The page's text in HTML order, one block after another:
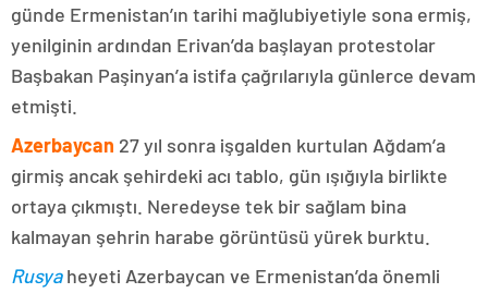
günde Ermenistan’ın tarihi mağlubiyetiyle sona ermiş,
yenilginin ardından Erivan’da başlayan protestolar
Başbakan Paşinyan’a istifa çağrılarıyla günlerce devam
etmişti.
Azerbaycan 27 yıl sonra işgalden kurtulan Ağdam’a
girmiş ancak şehirdeki acı tablo, gün ışığıyla birlikte
ortaya çıkmıştı. Neredeyse tek bir sağlam bina
kalmayan şehrin harabe görüntüsü yürek burktu.
Rusyaheyeti Azerbaycan ve Ermenistan’da önemli